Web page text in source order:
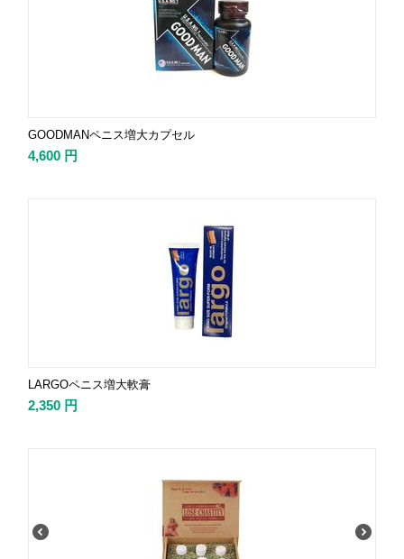
GOODMANペニス増大カプセル
4,600 円
LARGOペニス増大軟膏
2,350 円